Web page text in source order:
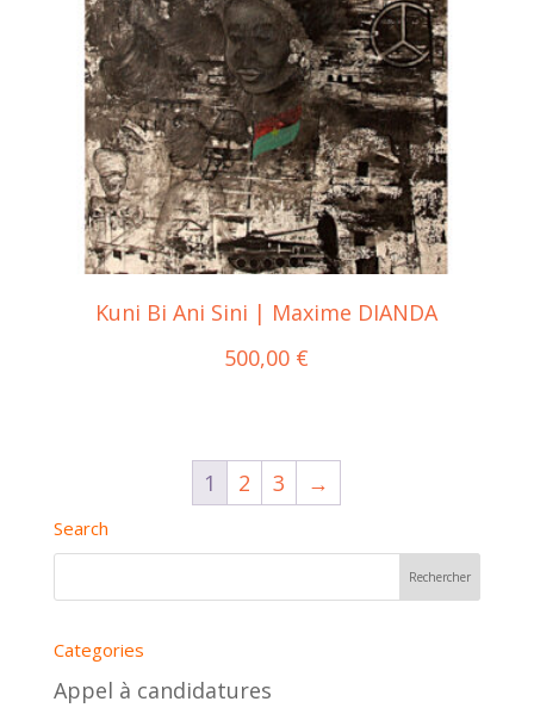
Kuni Bi Ani Sini | Maxime DIANDA
500,00 €
1 2 3 →
Search
Categories
Appel à candidatures